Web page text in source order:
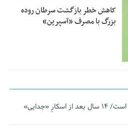
کاهش خطر بازگشت سرطان روده
بزرگ با مصرف «آسپرین»
نجات‌دهنده‌ همچنان در آیینه است/ ۱۴ سال بعد از اسکارِ «جدایی»